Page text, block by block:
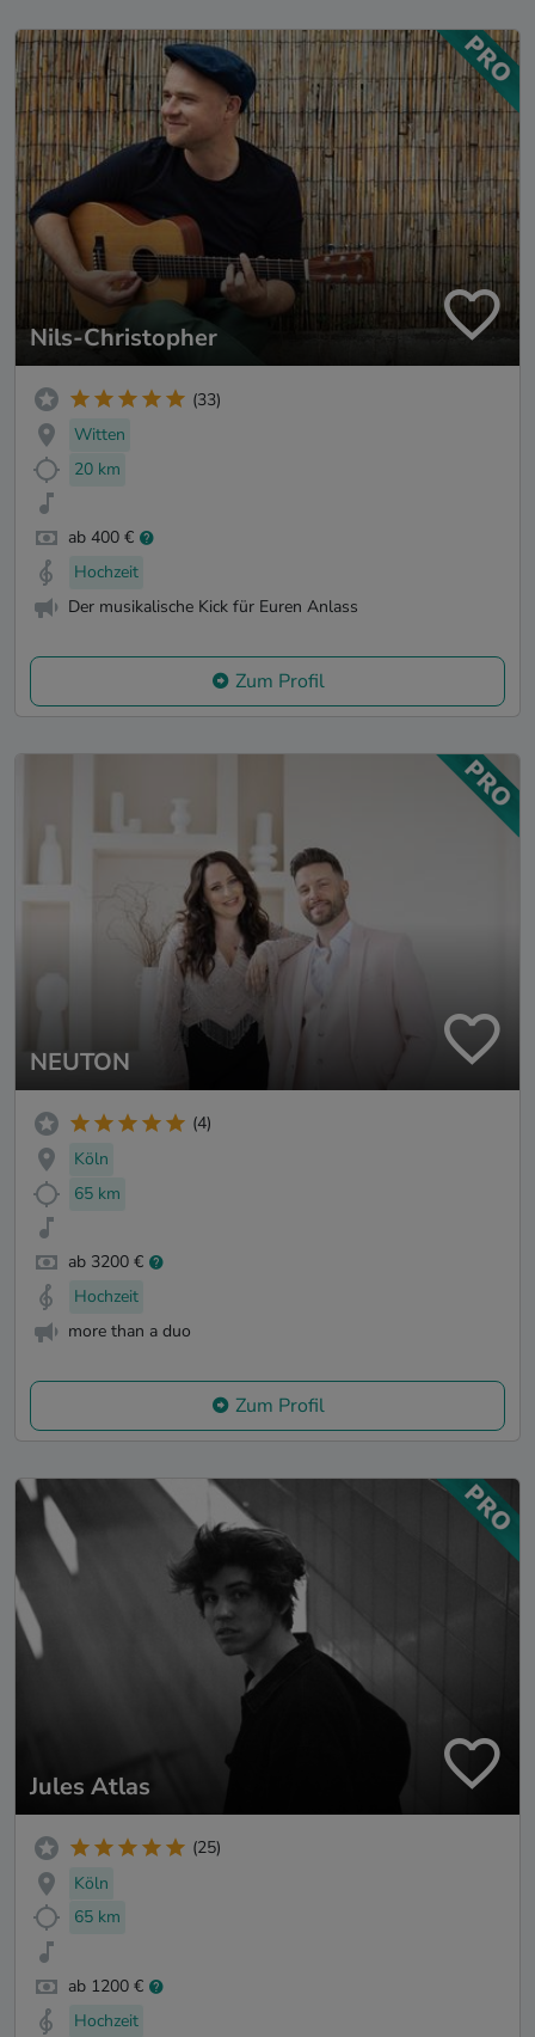
Nils-Christopher
(33)
Witten
20 km
ab 400 €
Hochzeit
Der musikalische Kick für Euren Anlass
Zum Profil
NEUTON
(4)
Köln
65 km
ab 3200 €
Hochzeit
more than a duo
Zum Profil
Jules Atlas
(25)
Köln
65 km
ab 1200 €
Hochzeit